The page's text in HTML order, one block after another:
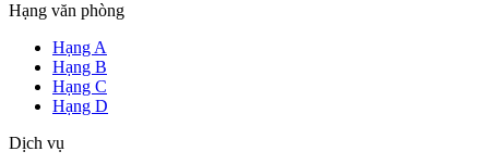
Hạng văn phòng
Hạng A
Hạng B
Hạng C
Hạng D
Dịch vụ